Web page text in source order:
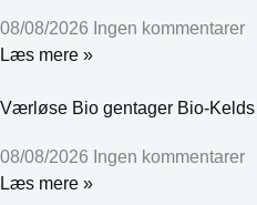
08/08/2026 Ingen kommentarer
Læs mere »
Værløse Bio gentager Bio-Kelds
08/08/2026 Ingen kommentarer
Læs mere »